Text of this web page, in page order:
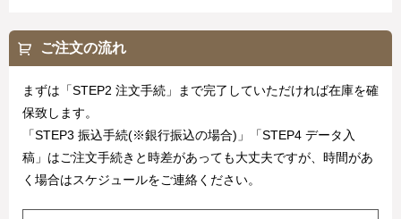
ご注文の流れ
まずは「STEP2 注文手続」まで完了していただければ在庫を確
保致します。
「STEP3 振込手続(※銀行振込の場合)」「STEP4 データ入
稿」はご注文手続きと時差があっても大丈夫ですが、時間があ
く場合はスケジュールをご連絡ください。